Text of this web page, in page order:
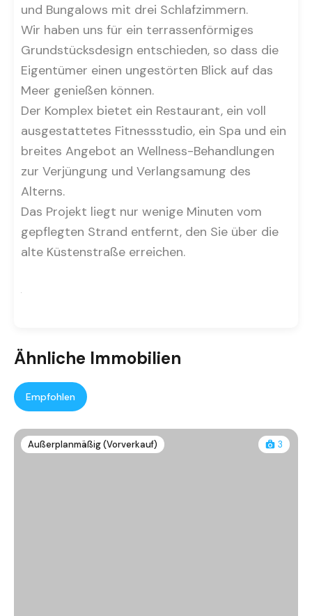
und Bungalows mit drei Schlafzimmern.
Wir haben uns für ein terrassenförmiges
Grundstücksdesign entschieden, so dass die
Eigentümer einen ungestörten Blick auf das
Meer genießen können.
Der Komplex bietet ein Restaurant, ein voll
ausgestattetes Fitnessstudio, ein Spa und ein
breites Angebot an Wellness-Behandlungen
zur Verjüngung und Verlangsamung des
Alterns.
Das Projekt liegt nur wenige Minuten vom
gepflegten Strand entfernt, den Sie über die
alte Küstenstraße erreichen.
Ähnliche Immobilien
Empfohlen
Außerplanmäßig (Vorverkauf) 3